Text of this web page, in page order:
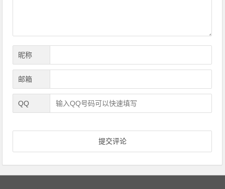
昵称
邮箱
QQ